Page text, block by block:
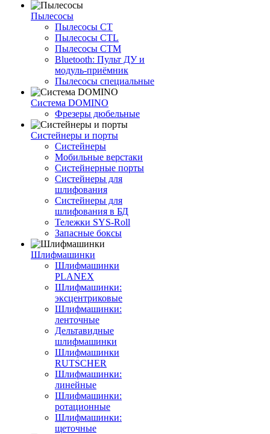
Пылесосы
Пылесосы CT
Пылесосы CTL
Пылесосы CTM
Bluetooth: Пульт ДУ и
модуль-приёмник
Пылесосы специальные
Система DOMINO
Фрезеры дюбельные
Систейнеры и порты
Систейнеры
Мобильные верстаки
Систейнерные порты
Систейнеры для
шлифования
Систейнеры для
шлифования в БД
Тележки SYS-Roll
Запасные боксы
Шлифмашинки
Шлифмашинки
PLANEX
Шлифмашинки:
эксцентриковые
Шлифмашинки:
ленточные
Дельтавидные
шлифмашинки
Шлифмашинки
RUTSCHER
Шлифмашинки:
линейные
Шлифмашинки:
ротационные
Шлифмашинки:
щеточные